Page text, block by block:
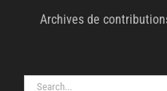
Archives de
Search